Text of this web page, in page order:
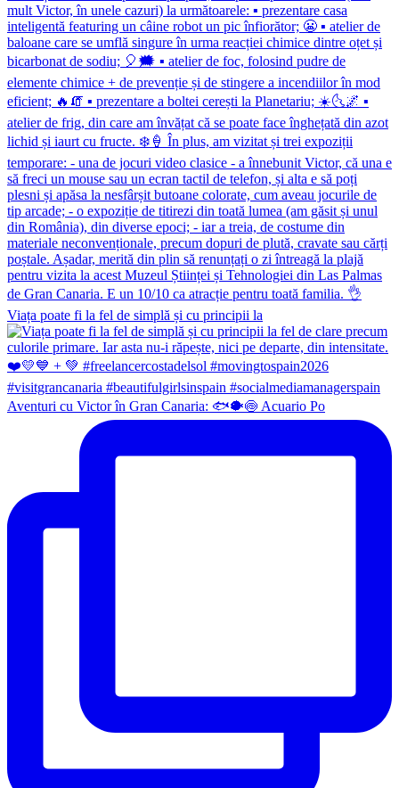
Viața poate fi la fel de simplă și cu principii la
Aventuri cu Victor în Gran Canaria: 🐟🐡🍥 Acuario Po